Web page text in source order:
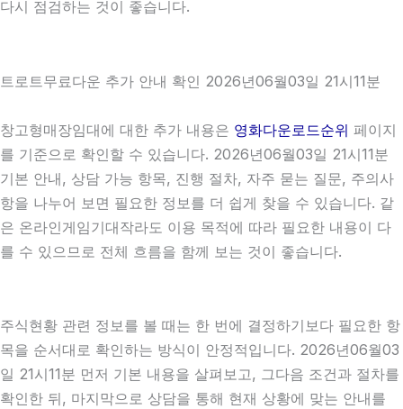
다시 점검하는 것이 좋습니다.
트로트무료다운 추가 안내 확인 2026년06월03일 21시11분
창고형매장임대에 대한 추가 내용은 영화다운로드순위 페이지
를 기준으로 확인할 수 있습니다. 2026년06월03일 21시11분
기본 안내, 상담 가능 항목, 진행 절차, 자주 묻는 질문, 주의사
항을 나누어 보면 필요한 정보를 더 쉽게 찾을 수 있습니다. 같
은 온라인게임기대작라도 이용 목적에 따라 필요한 내용이 다
를 수 있으므로 전체 흐름을 함께 보는 것이 좋습니다.
주식현황 관련 정보를 볼 때는 한 번에 결정하기보다 필요한 항
목을 순서대로 확인하는 방식이 안정적입니다. 2026년06월03
일 21시11분 먼저 기본 내용을 살펴보고, 그다음 조건과 절차를
확인한 뒤, 마지막으로 상담을 통해 현재 상황에 맞는 안내를